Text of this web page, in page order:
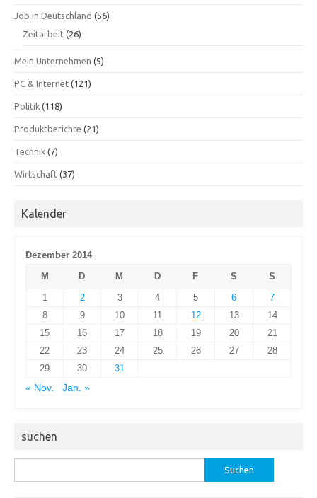
Job in Deutschland (56)
Zeitarbeit (26)
Mein Unternehmen (5)
PC & Internet (121)
Politik (118)
Produktberichte (21)
Technik (7)
Wirtschaft (37)
Kalender
Dezember 2014
M
D M D F S
S
1
2 3 4 5 6
7
8
9 10 11 12 13
14
15
16 17 18 19 20
21
22
23 24 25 26 27
28
29
30
31
« Nov.
Jan. »
suchen
nach: